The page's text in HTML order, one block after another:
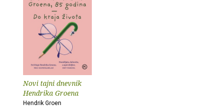
Novi tajni dnevnik
Hendrika Groena
Hendrik Groen